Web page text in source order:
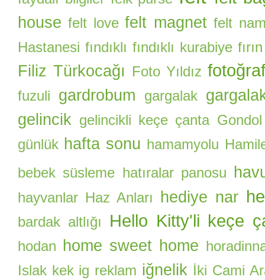
house felt love felt magnet felt
Hastanesi fındıklı fındıklı kurabiye
Filiz Türkocağı Foto Yıldız
fuzuli gardrobum gargalak
gelincik gelincikli keçe çanta Gondol
günlük hafta sonu hamamyolu
bebek süsleme
hatıralar panosu
hayvanlar Haz Anları hediye nar
bardak altlığı Hello Kitty'li keçe
hodan home sweet home
Islak kek ig reklam iğnelik İki Cami